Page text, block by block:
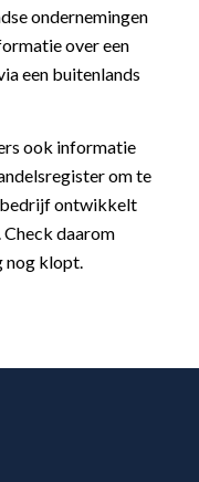
ondernemingen
over een
een buitenlands
ook informatie
om te
ontwikkelt
Check daarom
nog klopt.